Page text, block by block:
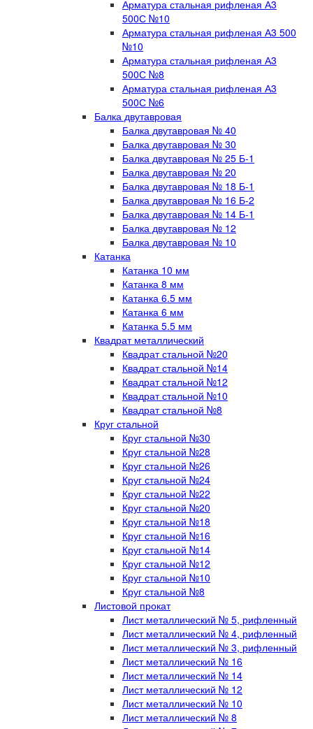
Арматура стальная рифленая А3
500С №10
Арматура стальная рифленая А3 500
№10
Арматура стальная рифленая А3
500С №8
Арматура стальная рифленая А3
500С №6
Балка двутавровая
Балка двутавровая № 40
Балка двутавровая № 30
Балка двутавровая № 25 Б-1
Балка двутавровая № 20
Балка двутавровая № 18 Б-1
Балка двутавровая № 16 Б-2
Балка двутавровая № 14 Б-1
Балка двутавровая № 12
Балка двутавровая № 10
Катанка
Катанка 10 мм
Катанка 8 мм
Катанка 6.5 мм
Катанка 6 мм
Катанка 5.5 мм
Квадрат металлический
Квадрат стальной №20
Квадрат стальной №14
Квадрат стальной №12
Квадрат стальной №10
Квадрат стальной №8
Круг стальной
Круг стальной №30
Круг стальной №28
Круг стальной №26
Круг стальной №24
Круг стальной №22
Круг стальной №20
Круг стальной №18
Круг стальной №16
Круг стальной №14
Круг стальной №12
Круг стальной №10
Круг стальной №8
Листовой прокат
Лист металлический № 5, рифленный
Лист металлический № 4, рифленный
Лист металлический № 3, рифленный
Лист металлический № 16
Лист металлический № 14
Лист металлический № 12
Лист металлический № 10
Лист металлический № 8